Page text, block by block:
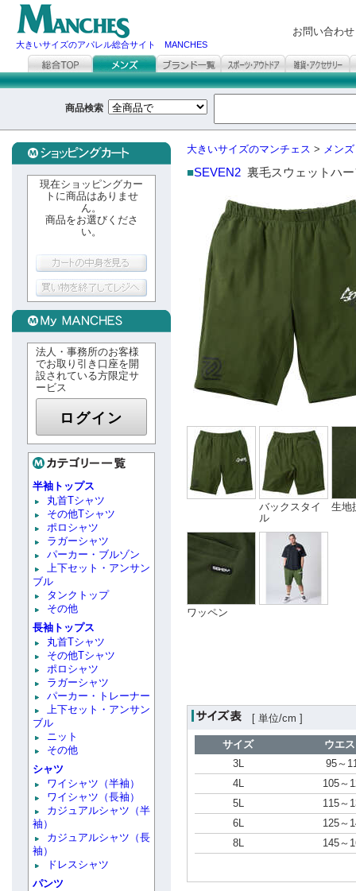
大きいサイズのアパレル総合サイト MANCHES
お問い合わ
商品検索
大きいサイズのマンチェス > メンズ
■SEVEN2 裏毛スウェットハ
バックスタイ
ル
生地
ワッペン
[ 単位/cm ]
サイズ
ウエ
3L
95～
4L
105～
5L
115～
6L
125～
8L
145～
現在ショッピングカー
トに商品はありませ
ん。
商品をお選びくださ
い。
法人・事務所のお客様
でお取り引き口座を開
設されている方限定サ
ービス
ログイン
半袖トップス
丸首Tシャツ
その他Tシャツ
ポロシャツ
ラガーシャツ
パーカー・ブルゾン
上下セット・アンサン
ブル
タンクトップ
その他
長袖トップス
丸首Tシャツ
その他Tシャツ
ポロシャツ
ラガーシャツ
パーカー・トレーナー
上下セット・アンサン
ブル
ニット
その他
シャツ
ワイシャツ（半袖）
ワイシャツ（長袖）
カジュアルシャツ（半
袖）
カジュアルシャツ（長
袖）
ドレスシャツ
パンツ